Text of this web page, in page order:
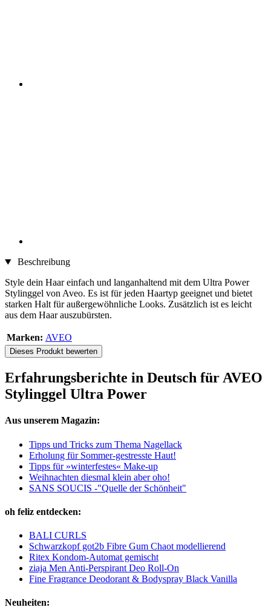
Beschreibung
Style dein Haar einfach und langanhaltend mit dem Ultra Power
Stylinggel von Aveo. Es ist für jeden Haartyp geeignet und bietet
starken Halt für außergewöhnliche Looks. Zusätzlich ist es leicht
aus dem Haar auszubürsten.
Marken: AVEO
Dieses Produkt bewerten
Erfahrungsberichte in Deutsch für AVEO
Stylinggel Ultra Power
Aus unserem Magazin:
Tipps und Tricks zum Thema Nagellack
Erholung für Sommer-gestresste Haut!
Tipps für »winterfestes« Make-up
Weihnachten diesmal klein aber oho!
SANS SOUCIS -"Quelle der Schönheit"
oh feliz entdecken:
BALI CURLS
Schwarzkopf got2b Fibre Gum Chaot modellierend
Ritex Kondom-Automat gemischt
ziaja Men Anti-Perspirant Deo Roll-On
Fine Fragrance Deodorant & Bodyspray Black Vanilla
Neuheiten: